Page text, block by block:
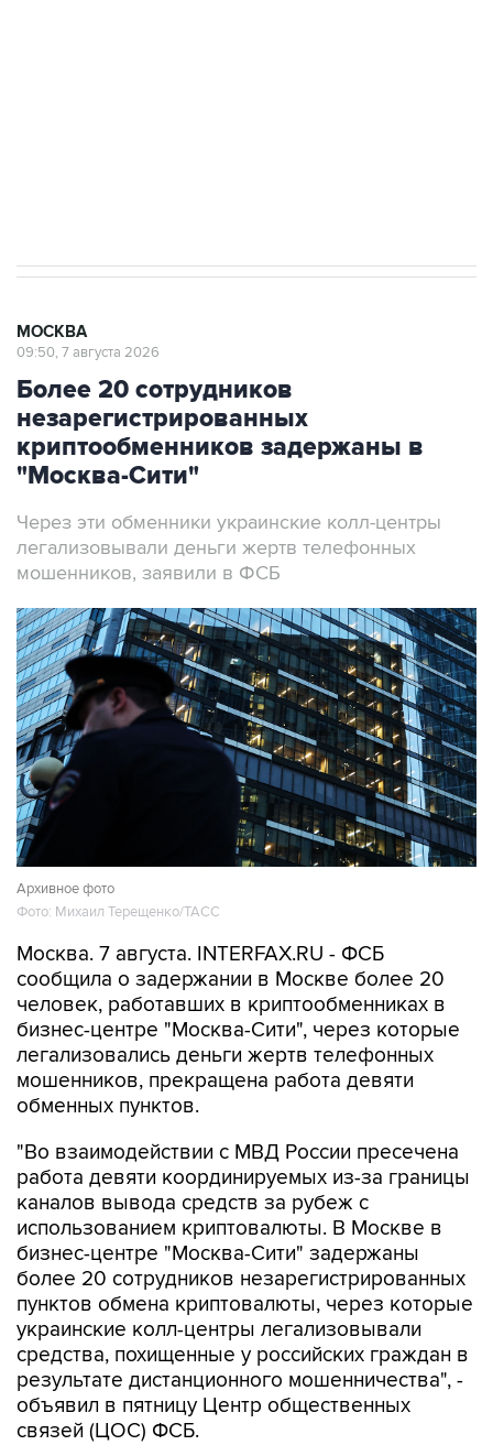
МОСКВА
09:50, 7 августа 2026
Более 20 сотрудников
незарегистрированных
криптообменников задержаны в
"Москва-Сити"
Через эти обменники украинские колл-центры
легализовывали деньги жертв телефонных
мошенников, заявили в ФСБ
Архивное фото
Фото: Михаил Терещенко/ТАСС
Москва. 7 августа. INTERFAX.RU - ФСБ
сообщила о задержании в Москве более 20
человек, работавших в криптообменниках в
бизнес-центре "Москва-Сити", через которые
легализовались деньги жертв телефонных
мошенников, прекращена работа девяти
обменных пунктов.
"Во взаимодействии с МВД России пресечена
работа девяти координируемых из-за границы
каналов вывода средств за рубеж с
использованием криптовалюты. В Москве в
бизнес-центре "Москва-Сити" задержаны
более 20 сотрудников незарегистрированных
пунктов обмена криптовалюты, через которые
украинские колл-центры легализовывали
средства, похищенные у российских граждан в
результате дистанционного мошенничества", -
объявил в пятницу Центр общественных
связей (ЦОС) ФСБ.